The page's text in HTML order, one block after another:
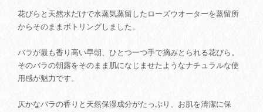
花びらと天然水だけで水蒸気蒸留したローズウオーターを蒸留所
からそのままボトリングしました。
バラが最も香り高い早朝、ひとつ一つ手で摘みとられる花びら。
そのバラの朝露をそのまま肌になじませたようなナチュラルな使
用感が魅力です。
仄かなバラの香りと天然保湿成分がたっぷり、お肌を清潔に保